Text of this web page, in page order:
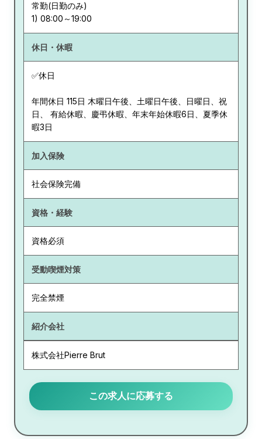
常勤(日勤のみ)
休日・休暇
✅休日
年間休日 115日 木曜日午後、土曜日午後、日曜日、祝
日、 有給休暇、慶弔休暇、年末年始休暇6日、夏季休
暇3日
加入保険
社会保険完備
資格・経験
資格必須
受動喫煙対策
完全禁煙
紹介会社
株式会社Pierre Brut
この求人に応募する